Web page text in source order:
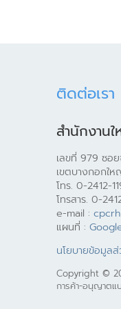
ติดต่อเรา
สำนักงาน
เลขที่ 979 ซอ
เขตบางกอกใ
โทร. 0-2412-
โทรสาร. 0-
e-mail :
แผนที่ :
นโยบายข้อมูล
Copyright ©
การค้า-อนุญาตแ